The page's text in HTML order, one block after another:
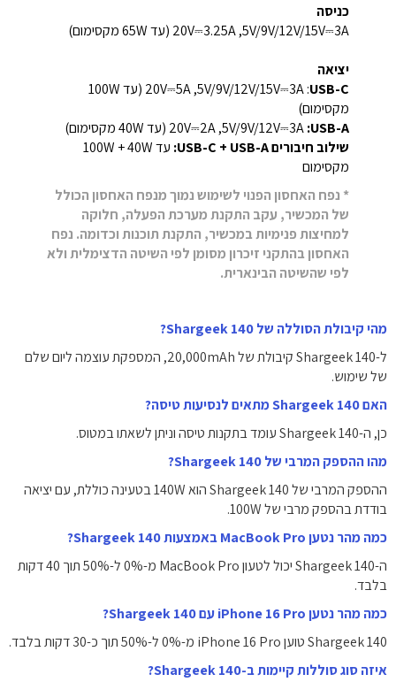
כניסה
5V/9V/12V/15V⎓3A,‏ 20V⎓3.25A ‏(עד 65W מקסימום)
יציאה
USB-C
:‏ 5V/9V/12V/15V⎓3A,‏ 20V⎓5A ‏(עד 100W
מקסימום)
USB-A:‏
שילוב חיבורים USB-C + USB-A:
‏ עד 100W + 40W
מקסימום
* נפח האחסון הפנוי לשימוש נמוך מנפח האחסון הכולל
של המכשיר, עקב התקנת מערכת הפעלה, חלוקה
למחיצות פנימיות במכשיר, התקנת תוכנות וכדומה. נפח
האחסון בהתקני זיכרון מסומן לפי השיטה הדצימלית ולא
לפי שהשיטה הבינארית.
מהי קיבולת הסוללה של Shargeek 140?
ל-Shargeek 140 קיבולת של ‎20,000mAh‎, המספקת עוצמה ליום שלם
של שימוש.
האם Shargeek 140 מתאים לנסיעות טיסה?
כן, ה-Shargeek 140 עומד בתקנות טיסה וניתן לשאתו במטוס.
מהו ההספק המרבי של Shargeek 140?
ההספק המרבי של Shargeek 140 הוא ‎140W‎ בטעינה כוללת, עם יציאה
בודדת בהספק מרבי של ‎100W‎.
כמה מהר נטען MacBook Pro באמצעות Shargeek 140?
ה-Shargeek 140 יכול לטעון MacBook Pro מ-0% ל-50% תוך 40 דקות
בלבד.
כמה מהר נטען iPhone 16 Pro עם Shargeek 140?
Shargeek 140 טוען iPhone 16 Pro מ-0% ל-50% תוך כ-30 דקות בלבד.
איזה סוג סוללות קיימות ב-Shargeek 140?